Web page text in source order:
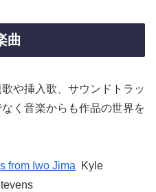
曲
や挿入歌、サウンドトラッ
く音楽からも作品の世界を
from Iwo Jima Kyle